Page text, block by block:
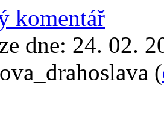
komentář
dne: 24. 02.
(